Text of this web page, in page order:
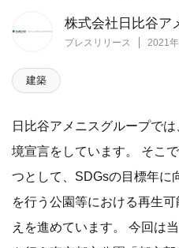
株式会社日比谷ア
プレスリリース 2021
建築
日比谷アメニスグループで
境宣言をしています。 そこ
つとして、SDGsの目標年に
を行う公園等における再生
えを進めています。 今回は